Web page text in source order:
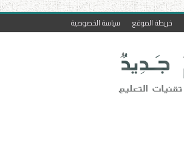
خريطة الموقع سياسة الخصوصية